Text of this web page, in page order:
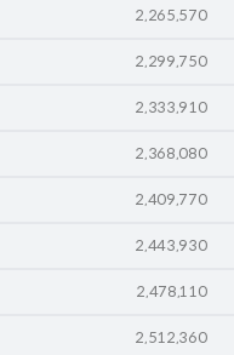
2,265,570
2,299,750
2,333,910
2,368,080
2,409,770
2,443,930
2,478,110
2,512,360